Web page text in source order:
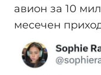
авион за 10
месечен